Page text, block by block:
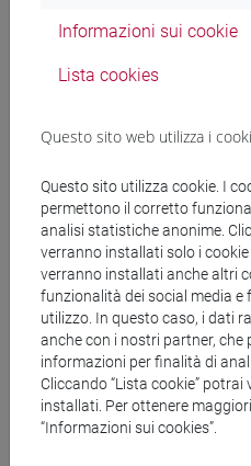
Materiali su Moodle
Corsi di studio e
E DELLE ATTIVITÀ
archeologico
[FT2] FILOSOFIA -
filosofia e storia
[FT3] LETTERE -
scienze dell'antichità
[FT5] STORIA - Laurea
antropologico/storico -
medievale/archivistico
dall'egemonia europea
Informazioni sui cookie
Lista cookies
Questo sito web utilizza i
Questo sito utilizza cookie. I
permettono il corretto
analisi statistiche anonime.
verranno installati solo i
verranno installati anche altri
funzionalità dei social media
utilizzo. In questo caso, i dati
anche con i nostri partner,
informazioni per finalità di
Cliccando “Lista cookie”
installati. Per ottenere
“Informazioni sui cookies”.